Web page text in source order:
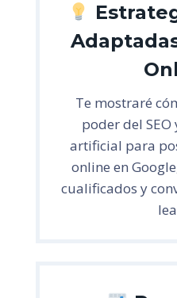
Te mostraré
poder del
artificial para
online en
cualificados y